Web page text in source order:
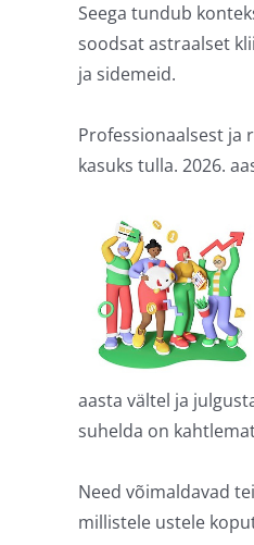
Seega tundub
soodsat astraalset
ja sidemeid.
Professionaalsest ja
kasuks tulla. 2026.
aasta vältel ja
suhelda on
Need võimaldavad
millistele ustele